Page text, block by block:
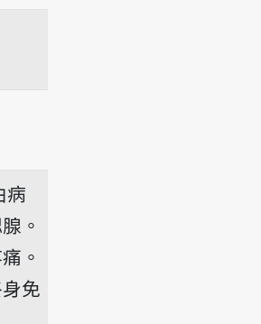
病
。
。
免